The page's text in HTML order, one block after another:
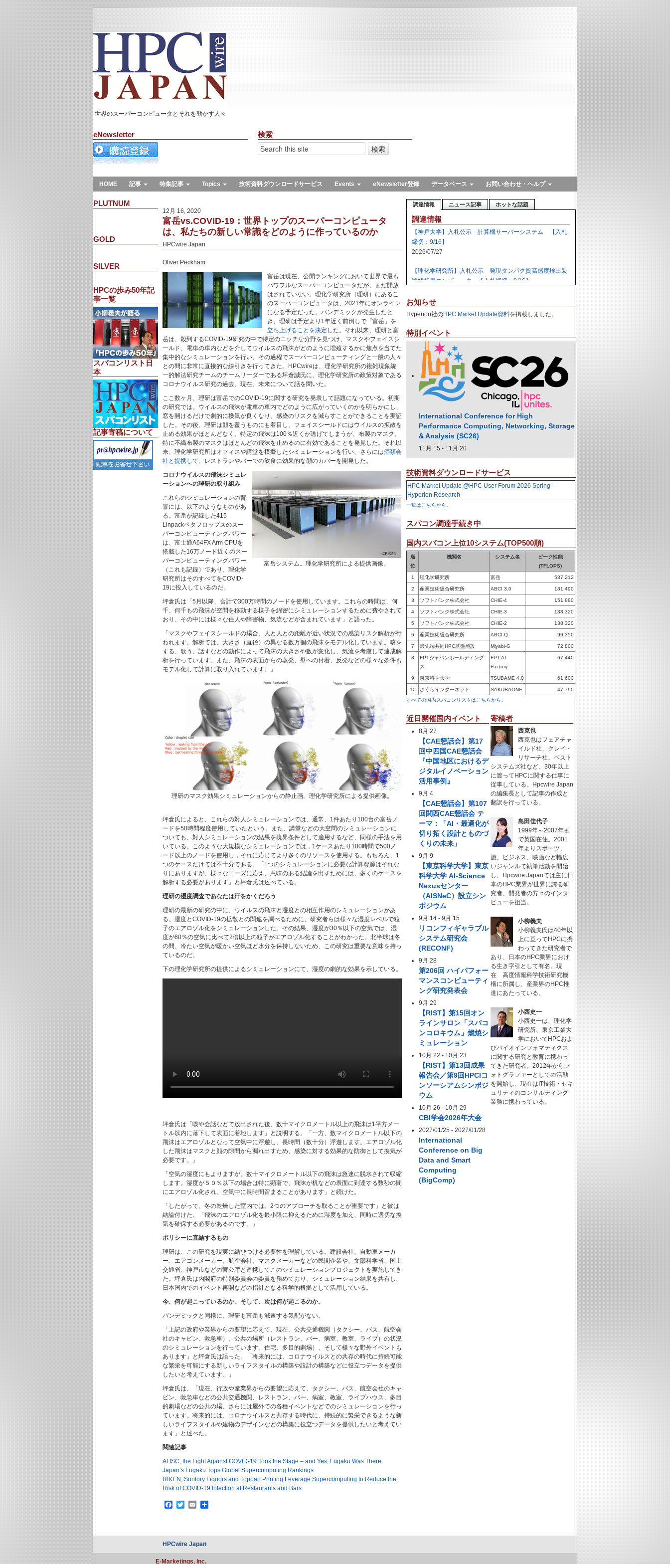
世界のスーパーコンピュータとそれを動かす人々
eNewsletter 検索
HOME 記事 特集記事 Topics 技術資料ダウンロードサービス Events eNewsletter登録 データベース お問い合わせ・ヘルプ
PLUTNUM
GOLD
SILVER
HPCの歩み50年記
事一覧
スパコンリスト日
本
記事寄稿について
12月 16, 2020
富岳vs.COVID-19：世界トップのスーパーコンピュータ
は、私たちの新しい常識をどのように作っているのか
HPCwire Japan
Oliver Peckham
富岳は現在、公開ランキングにおいて世界で最も
パワフルなスーパーコンピュータだが、まだ開放
はされていない。理化学研究所（理研）にあるこ
のスーパーコンピュータは、2021年にオンライン
になる予定だった。パンデミックが発生したと
き、理研は予定より1年近く前倒しで「富岳」を
立ち上げることを決定 した。それ以来、理研と富
岳は、殺到するCOVID-19研究の中で特定のニッチな分野を見つけ、マスクやフェイスシ
ールド、電車の車内などを介してウイルスの飛沫がどのように増殖するかに焦点を当てた
集中的なシミュレーションを行い、その過程でスーパーコンピューティングと一般の人々
との間に非常に直接的な線引きを行ってきた。HPCwireは、理化学研究所の複雑現象統
一的解法研究チームのチームリーダーである坪倉誠氏に、理化学研究所の政策対象である
コロナウイルス研究の過去、現在、未来について話を聞いた。
ここ数ヶ月、理研は富岳でのCOVID-19に関する研究を発表して話題になっている。初期
の研究では、ウイルスの飛沫が電車の車内でどのように広がっていくのかを明らかにし、
窓を開けるだけで劇的に換気が良くなり、感染のリスクを減らすことができることを実証
した。その後、理研は顔を覆うものにも着目し、フェイスシールドにはウイルスの拡散を
止める効果がほとんどなく、特定の飛沫は100％近くが逃げてしまうが、布製のマスク、
特に不織布製のマスクはほとんどの飛沫を止めるのに有効であることを発見した。それ以
来、理化学研究所はオフィスや講堂を模擬したシミュレーションを行い、さらには酒類会
社と提携して、レストランやバーでの飲食に効果的な顔のカバーを開発した。
富岳システム。理化学研究所による提供画像。
コロナウイルスの飛沫シミュレ
ーションへの理研の取り組み
これらのシミュレーションの背
景には、以下のようなものがあ
る。富岳が記録した415
Linpackペタフロップスのスー
パーコンピューティングパワー
は、富士通A64FX Arm CPUを
搭載した16万ノード近くのスー
パーコンピューティングパワー
（これも記録）であり、理化学
研究所はそのすべてをCOVID-
19に投入しているのだ。
坪倉氏は「5月以降、合計で300万時間のノードを使用しています。これらの時間は、何
千、何千もの飛沫が空間を移動する様子を綿密にシミュレーションするために費やされて
おり、その中には様々な住人や障害物、気流などが含まれています」と語った。
「マスクやフェイスシールドの場合、人と人との距離が近い状況での感染リスク解析が行
われます。解析では、大きさ（直径）の異なる数万個の飛沫をモデル化しています。咳を
する、歌う、話すなどの動作によって飛沫の大きさや数が変化し、気流を考慮して連成解
析を行っています。また、飛沫の表面からの蒸発、壁への付着、反発などの様々な条件も
モデル化して計算に取り入れています。」
理研のマスク効果シミュレーションからの静止画。理化学研究所による提供画像。
坪倉氏によると、これらの対人シミュレーションでは、通常、1件あたり100台の富岳ノ
ードを50時間程度使用していたという。また、講堂などの大空間のシミュレーションに
ついても、対人シミュレーションの結果を境界条件として適用するなど、同様の手法を用
いている。このような大規模なシミュレーションでは，1ケースあたり100時間で500ノ
ード以上のノードを使用し，それに応じてより多くのリソースを使用する。もちろん、1
つのケースだけでは不十分である。「1つのシミュレーションに必要な計算資源はそれな
りにありますが、様々なニーズに応え、意味のある結論を出すためには、多くのケースを
解析する必要があります」と坪倉氏は述べている。
理研の湿度調査であなたは汗をかくだろう
理研の最新の研究の中に、ウイルスの飛沫と湿度との相互作用のシミュレーションがあ
る。湿度とCOVID-19の拡散との関連を調べるために、研究者らは様々な湿度レベルで粒
子のエアロゾル化をシミュレーションした。その結果、湿度が30％以下の空気では、湿
度が60％の空気に比べて2倍以上の粒子がエアロゾル化することがわかった。北半球は冬
の間、冷たい空気が暖かい空気ほど水分を保持しないため、この研究は重要な意味を持っ
ているのだ。
下の理化学研究所の提供によるシミュレーションにて、湿度の劇的な効果を示している。
坪倉氏は「咳や会話などで放出された後、数十マイクロメートル以上の飛沫は1平方メー
トル以内に落下して表面に着地します」と説明する。「一方、数マイクロメートル以下の
飛沫はエアロゾルとなって空気中に浮遊し、長時間（数十分）浮遊します。エアロゾル化
した飛沫はマスクと顔の隙間から漏れ出すため、感染に対する効果的な防御として換気が
必要です。」
「空気の湿度にもよりますが、数十マイクロメートル以下の飛沫は急速に脱水されて収縮
します。湿度が５０％以下の場合は特に顕著で、飛沫が机などの表面に到達する数秒の間
にエアロゾル化され、空気中に長時間留まることがあります」と続けた。
「したがって、冬の乾燥した室内では、2つのアプローチを取ることが重要です」と彼は
結論付けた。「飛沫のエアロゾル化を最小限に抑えるために湿度を加え、同時に適切な換
気を確保する必要があるのです。」
ポリシーに直結するもの
理研は、この研究を現実に結びつける必要性を理解している。建設会社、自動車メーカ
ー、エアコンメーカー、航空会社、マスクメーカーなどの民間企業や、文部科学省、国土
交通省、神戸市などの官公庁と連携してこのシミュレーションプロジェクトを実施してき
た。坪倉氏は内閣府の特別委員会の委員を務めており、シミュレーション結果を共有し、
日本国内でのイベント再開などの指針となる科学的根拠として活用している。
今、何が起こっているのか。そして、次は何が起こるのか。
パンデミックと同様に、理研も富岳も減速する気配がない。
「上記の政府や業界からの要望に応えて、現在、公共交通機関（タクシー、バス、航空会
社のキャビン、救急車）、公共の場所（レストラン、バー、病室、教室、ライブ）の状況
のシミュレーションを行っています。住宅、多目的劇場）、そして様々な野外イベントも
あります」と坪倉氏は語った。「将来的には、コロナウイルスとの共存の時代に持続可能
な繁栄を可能にする新しいライフスタイルの構築や設計の構築などに役立つデータを提供
したいと考えています。」
坪倉氏は、「現在、行政や産業界からの要望に応えて、タクシー、バス、航空会社のキャ
ビン、救急車などの公共交通機関、レストラン、バー、病室、教室、ライブハウス、多目
的劇場などの公共の場、さらには屋外での各種イベントなどでのシミュレーションを行っ
ています。将来的には、コロナウイルスと共存する時代に、持続的に繁栄できるような新
しいライフスタイルや建物のデザインなどの構築に役立つデータを提供したいと考えてい
ます」と述べた。
関連記事
At ISC, the Fight Against COVID-19 Took the Stage – and Yes, Fugaku Was There
Japan’s Fugaku Tops Global Supercomputing Rankings
RIKEN, Suntory Liquors and Toppan Printing Leverage Supercomputing to Reduce the
Risk of COVID-19 Infection at Restaurants and Bars
Facebook
TwitterEmail
共
調達情報 ニュース記事 ホットな話題
調達情報
【神戸大学】入札公示 計算機サーバーシステム 【入札
締切：9/16】
2026/07/27
【理化学研究所】入札公示 発現タンパク質高感度検出装
置解析用コンピュータ 【入札締切：9/16】
【日本原子力研究開発機構】資料招請 ＧＰＵ計算機シス
2026/07/24
【日本原子力研究開発機構】入札公示 炉心損傷解析用ク
ラスタ計算機の購入 【入札締切：9/29】
2026/07/23
【高知大学】落札公示 人工知能用計算ノード 【株式会
社エレパ】 31,988,000円
お知らせ
Hyperion社のHPC Market Update資料を掲載しました。
特別イベント
International Conference for High
Performance Computing, Networking, Storage
& Analysis (SC26)
11月 15 - 11月 20
技術資料ダウンロードサービス
HPC Market Update @HPC User Forum 2026 Spring –
Hyperion Research
一覧はこちらから
スパコン調達手続き中
国内スパコン上位10システム(TOP500順)
順
位
機関名 システム名
ピーク性能
(TFLOPS)
1 理化学研究所 富岳 537,212
2 産業技術総合研究所 ABCI 3.0 181,490
3 ソフトバンク株式会社 CHIE-4 151,880
4 ソフトバンク株式会社 CHIE-3 138,320
5 ソフトバンク株式会社 CHIE-2 138,320
6 産業技術総合研究所 ABCI-Q 99,350
7 最先端共同HPC基盤施設 Miyabi-G 72,800
8
FPTジャパンホールディング
ス
FPT AI
Factory
67,440
9 東京科学大学 TSUBAME 4.0 61,600
10 さくらインターネット SAKURAONE
47,790
すべての国内スパコンリストはこちらから
近日開催国内イベント
8月 27
【CAE懇話会】第17
回中四国CAE懇話会
『中国地区におけるデ
ジタルイノベーション
活用事例』
9月 4
【CAE懇話会】第107
回関西CAE懇話会 テ
ーマ：「AI・最適化が
切り拓く設計とものづ
くりの未来」
9月 9
【東京科学大学】東京
科学大学 AI-Science
Nexusセンター
（AISNeC）設立シン
ポジウム
9月 14 -9月 15
リコンフィギャラブル
システム研究会
(RECONF)
9月 28
第206回 ハイパフォー
マンスコンピューティ
ング研究発表会
9月 29
【RIST】第15回オン
ラインサロン「スパコ
ンコロキウム」燃焼シ
ミュレーション
10月 22 - 10月 23
【RIST】第13回成果
報告会／第9回HPCIコ
ンソーシアムシンポジ
ウム
10月 26 - 10月 29
CBI学会2026年大会
2027/01/25 -2027/01/28
International
Conference on Big
Data and Smart
Computing
(BigComp)
寄稿者
西克也
西克也はフェアチャ
イルド社、クレイ・
リサーチ社、ベスト
システムズ社など、30年以上
に渡ってHPCに関する仕事に
従事している。Hpcwire Japan
の編集長として記事の作成と
翻訳を行っている。
島田佳代子
1999年～2007年ま
で英国在住。2001
年よりスポーツ、
旅、ビジネス、映画など幅広
いジャンルで執筆活動を開始
し、Hpcwire Japanでは主に日
本のHPC業界が世界に誇る研
究者、開発者の方々のインタ
ビューを担当。
小柳義夫
小柳義夫氏は40年以
上に亘ってHPCに携
わってきた研究者で
あり、日本のHPC業界におけ
る生き字引として有名。現
在 高度情報科学技術研究機
構に所属し、産業界のHPC推
進にあたっている。
小西史一
小西史一は、理化学
研究所、東京工業大
学においてHPCおよ
びバイオインフォマティクス
に関する研究と教育に携わっ
てきた研究者。2012年からフ
ォトグラファーとしての活動
を開始し、現在はIT技術・セキ
ュリティのコンサルティング
業務に携わっている。
HPCwire Japan
E-Marketings, Inc.